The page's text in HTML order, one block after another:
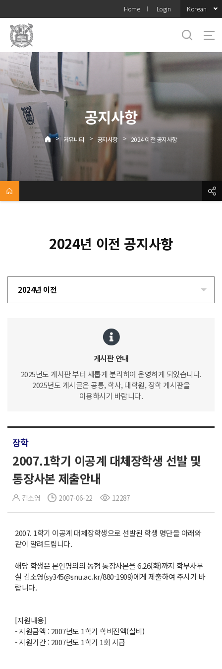
메뉴
Home Login Korean
공지사항
> 커뮤니티 > 공지사항 > 2024 이전 공지사항
2024년 이전 공지사항
2024년 이전
게시판 안내
2025년도 게시판 부터 새롭게 분리하여 운영하게 되었습니다.
2025년도 게시글은 공통, 학사, 대학원, 장학 게시판을
이용하시기 바랍니다.
장학
2007.1학기 이공계 대체장학생 선발 및
통장사본 제출안내
김소영 2007-06-22 12287
2007. 1학기 이공계 대체장학생으로 선발된 학생 명단을 아래와
같이 알려드립니다.
해당 학생은 본인명의의 농협 통장사본을 6.26(화)까지 학부사무
실 김소영(sy345@snu.ac.kr/880-1909)에게 제출하여 주시기 바
랍니다.
[지원내용]
- 지원금액 : 2007년도 1학기 학비전액(실비)
- 지원기간 : 2007년도 1학기 1회 지급